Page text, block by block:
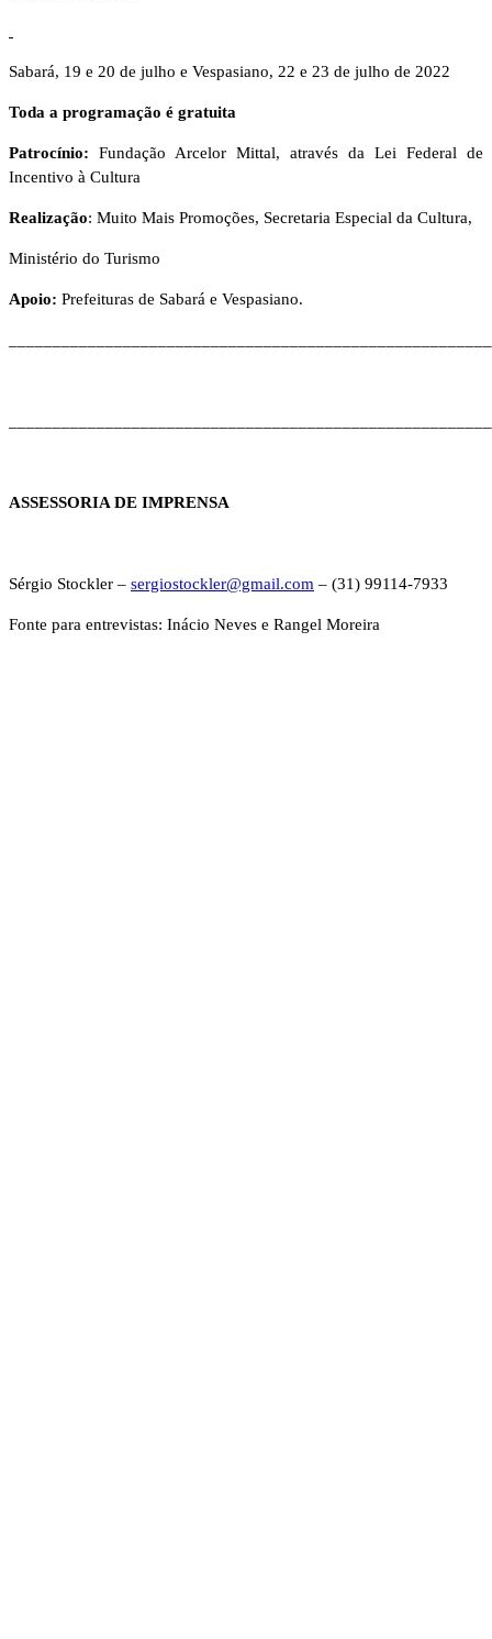
Sabará, 19 e 20 de julho e Vespasiano, 22 e 23 de julho de 2022
Toda a programação é gratuita
Patrocínio: Fundação Arcelor Mittal, através da Lei Federal de
Incentivo à Cultura
Realização: Muito Mais Promoções, Secretaria Especial da Cultura,
Ministério do Turismo
Apoio: Prefeituras de Sabará e Vespasiano.
ASSESSORIA DE IMPRENSA
Sérgio Stockler – sergiostockler@gmail.com – (31) 99114-7933
Fonte para entrevistas: Inácio Neves e Rangel Moreira